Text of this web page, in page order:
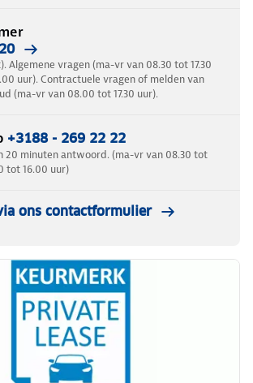
Algemene vragen (ma-vr van 08.30 tot 17.30
uur). Contractuele vragen of melden van
(ma-vr van 08.00 tot 17.30 uur).
+3188 - 269 22 22
20 minuten antwoord. (ma-vr van 08.30 tot
tot 16.00 uur)
ons contactformulier